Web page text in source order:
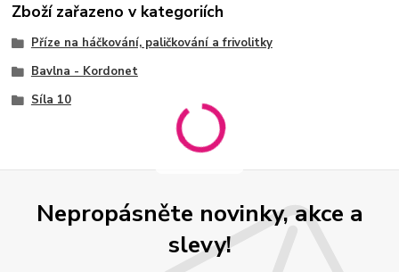
Zboží zařazeno v kategoriích
Příze na háčkování, paličkování a frivolitky
Bavlna - Kordonet
Síla 10
Nepropásněte novinky, akce a
slevy!